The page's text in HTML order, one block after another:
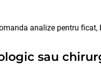
analize pentru
sau